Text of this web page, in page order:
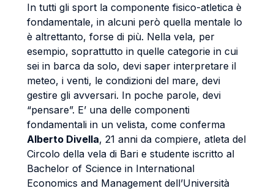
In tutti gli sport la componente fisico-atletica è
fondamentale, in alcuni però quella mentale lo
è altrettanto, forse di più. Nella vela, per
esempio, soprattutto in quelle categorie in cui
sei in barca da solo, devi saper interpretare il
meteo, i venti, le condizioni del mare, devi
gestire gli avversari. In poche parole, devi
“pensare”. E’ una delle componenti
fondamentali in un velista, come conferma
Alberto Divella, 21 anni da compiere, atleta del
Circolo della vela di Bari e studente iscritto al
Bachelor of Science in International
Economics and Management dell’Università